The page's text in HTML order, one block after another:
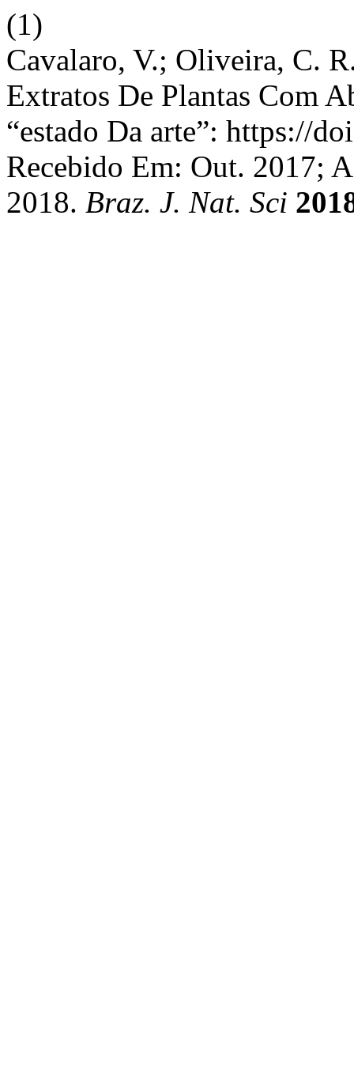
(1)
Cavalaro, V.; Oliveira, C.
Extratos De Plantas Com
“estado Da arte”: https://
Recebido Em: Out. 2017;
2018. Braz. J. Nat. Sci